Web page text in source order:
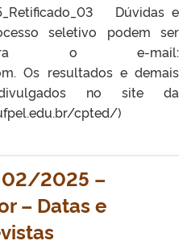
Dúvidas e
seletivo podem ser
para o e-mail:
Os resultados e demais
no site da
cpted/)
02/2025 –
– Datas e